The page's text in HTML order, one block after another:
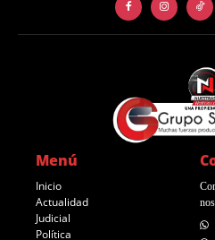
Menú
Inicio
Actualidad
Judicial
Política